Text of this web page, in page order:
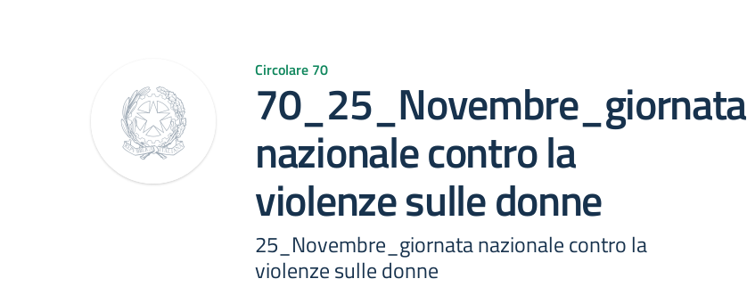
Circolare 70
70_25_Novembre_giornata
nazionale contro la
violenze sulle donne
25_Novembre_giornata nazionale contro la
violenze sulle donne